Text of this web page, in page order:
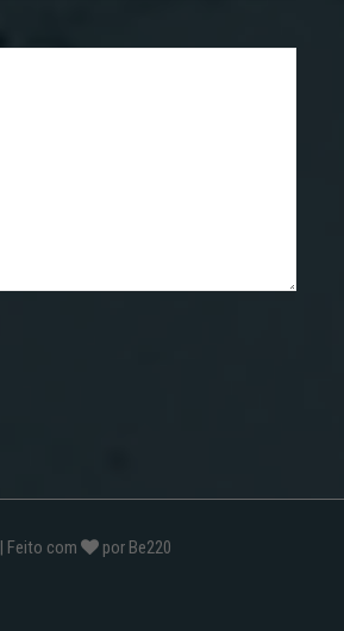
| Feito com por Be220